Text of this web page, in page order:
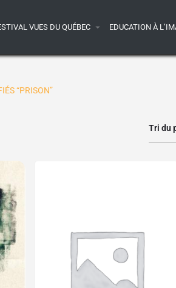
VUES DU QUÉBEC EDUCATION À
“PRISON”
Tri du